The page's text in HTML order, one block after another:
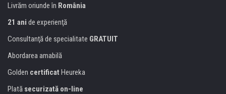
Livrăm oriunde în România
21 ani de experienţă
Consultanţă de specialitate GRATUIT
Abordarea amabilă
Golden certificat Heureka
Plată securizată on-line